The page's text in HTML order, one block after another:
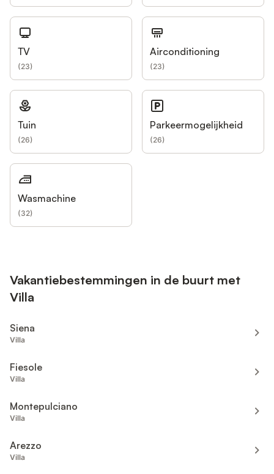
TV
(23)
Airconditioning
(23)
Tuin
(26)
Parkeermogelijkheid
(26)
Wasmachine
(32)
Vakantiebestemmingen in de buurt met
Villa
Siena
Villa
Fiesole
Villa
Montepulciano
Villa
Arezzo
Villa